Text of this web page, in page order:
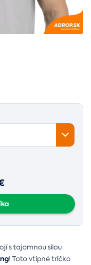
s tajomnou silou
! Toto vtipné tričko